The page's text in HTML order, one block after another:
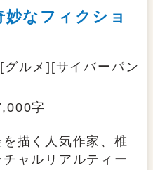
妙なフィクショ
グルメ][サイバーパン
字
描く人気作家、椎
ャルリアルティー